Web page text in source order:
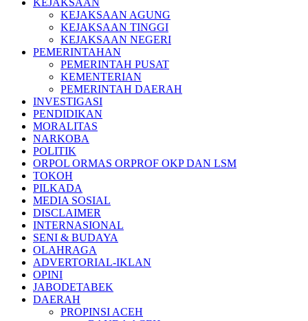
KEJAKSAAN
KEJAKSAAN AGUNG
KEJAKSAAN TINGGI
KEJAKSAAN NEGERI
PEMERINTAHAN
PEMERINTAH PUSAT
KEMENTERIAN
PEMERINTAH DAERAH
INVESTIGASI
PENDIDIKAN
MORALITAS
NARKOBA
POLITIK
ORPOL ORMAS ORPROF OKP DAN LSM
TOKOH
PILKADA
MEDIA SOSIAL
DISCLAIMER
INTERNASIONAL
SENI & BUDAYA
OLAHRAGA
ADVERTORIAL-IKLAN
OPINI
JABODETABEK
DAERAH
PROPINSI ACEH